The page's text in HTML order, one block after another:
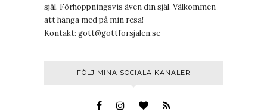
själ. Förhoppningsvis även din själ. Välkommen
att hänga med på min resa!
Kontakt: gott@gottforsjalen.se
FÖLJ MINA SOCIALA KANALER